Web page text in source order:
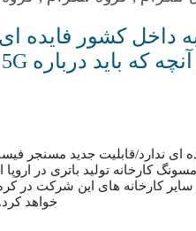
داخل کشور فایده
کارخانه تولید باتری در
سایر کارخانه های این شرکت در
خواهد